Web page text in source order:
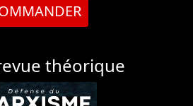
théorique